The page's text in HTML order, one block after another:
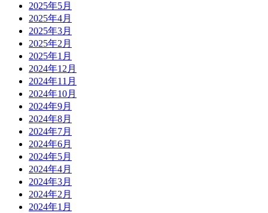
2025年5月
2025年4月
2025年3月
2025年2月
2025年1月
2024年12月
2024年11月
2024年10月
2024年9月
2024年8月
2024年7月
2024年6月
2024年5月
2024年4月
2024年3月
2024年2月
2024年1月